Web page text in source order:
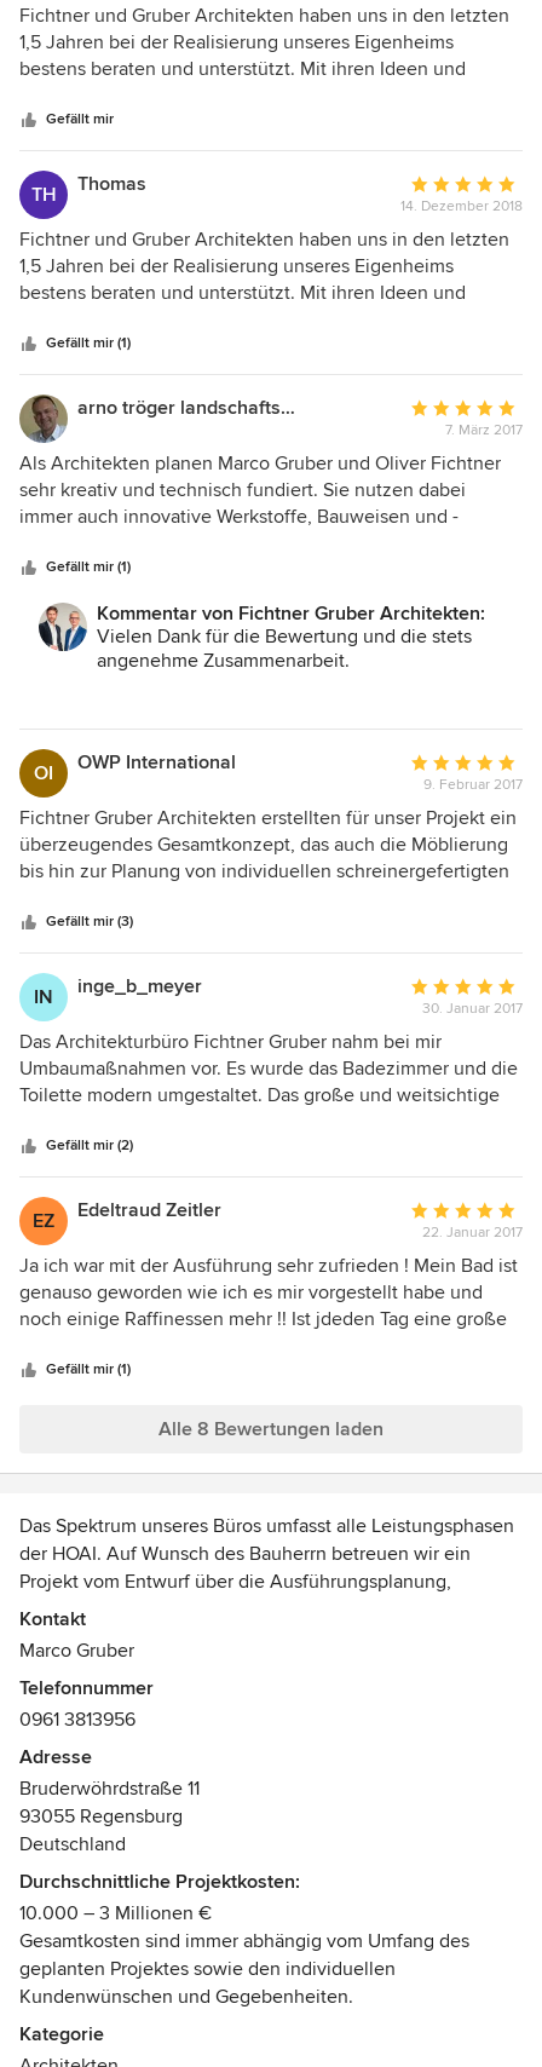
5
von
5
Fichtner und Gruber Architekten haben uns in den letzten
1,5 Jahren bei der Realisierung unseres Eigenheims
bestens beraten und unterstützt. Mit ihren Ideen und
mit Doppelgarage realisieren. Detailverliebtheit sowie ein
großer Pool an Ideen haben dazu beigetragen, dass wir für
alles eine passende und stilvolle Lösung gefunden haben.
Vielen lieben Dank dafür!
Gefällt mir
TH Thomas
Bewertung:
5
von
5
14. Dezember 2018
Fichtner und Gruber Architekten haben uns in den letzten
1,5 Jahren bei der Realisierung unseres Eigenheims
bestens beraten und unterstützt. Mit ihren Ideen und
mit Doppelgarage realisieren. Detailverliebtheit sowie ein
großer Pool an Ideen haben dazu beigetragen, dass wir für
alles eine passende und stilvolle Lösung gefunden haben.
Vielen lieben Dank dafür!
Gefällt mir (1)
arno tröger landschaftsarchitekt/sachverständiger
Bewertung:
5
von
5
7. März 2017
Als Architekten planen Marco Gruber und Oliver Fichtner
sehr kreativ und technisch fundiert. Sie nutzen dabei
immer auch innovative Werkstoffe, Bauweisen und -
beiden erfahrenen Architekten stets mit erforderlichem
diplomatischem Feingefühl, verfolgen die Planung und
Realisierung von Projekten dabei immer sehr konsequent
und effektiv. Ich arbeite sehr gerne mit den beiden
Kollegen zusammen, da beide ihre Projekte immer unter
kundenorientiert für ihre Bauherrn tätig sind.
Gefällt mir (1)
Kommentar von Fichtner Gruber Architekten:
Vielen Dank für die Bewertung und die stets
angenehme Zusammenarbeit.
Marco Gruber
OI OWP International
Bewertung:
5
von
5
9. Februar 2017
Fichtner Gruber Architekten erstellten für unser Projekt ein
überzeugendes Gesamtkonzept, das auch die Möblierung
bis hin zur Planung von individuellen schreinergefertigten
erhielten dank des durchdachten Entwurfs und seiner
konsequenten Umsetzung eine deutliche Aufwertung. FGA
erwiesen sich für uns als kompetenter und äußerst
engagierter Partner, den wir jederzeit weiter empfehlen
können.
Gefällt mir (3)
IN inge_b_meyer
Bewertung:
5
von
5
30. Januar 2017
Das Architekturbüro Fichtner Gruber nahm bei mir
Umbaumaßnahmen vor. Es wurde das Badezimmer und die
Toilette modern umgestaltet. Das große und weitsichtige
modernes Bad zu bekommen. Ein Holzsteg aus Wengaholz
führt zu einer hohen Schrankwand (Schreinerarbeit aus
Wengaholz). Dieser ist sehr funktional ausgestattet. Hinter
dieser Schrankwand befindet sich eine begehbare Dusche.
Die exclusiven Badarmaturen und Accessoires bieten bis
heute ein tolles Ambiente. Der Einsatz von detaillierten
Materialien (spiegel, große Fließen ) ermöglichte es, dass
aus einer kleinen Toilette ein optisch größer wirkender
Raum wurde.Gezielter Einsatz von Strahlern unterstützt
Gefällt mir (2)
EZ Edeltraud Zeitler
Bewertung:
5
von
5
22. Januar 2017
Ja ich war mit der Ausführung sehr zufrieden ! Mein Bad ist
genauso geworden wie ich es mir vorgestellt habe und
noch einige Raffinessen mehr !! Ist jdeden Tag eine große
Grüßen
Gefällt mir (1)
Alle 8 Bewertungen laden
Das Spektrum unseres Büros umfasst alle Leistungsphasen
der HOAI. Auf Wunsch des Bauherrn betreuen wir ein
Projekt vom Entwurf über die Ausführungsplanung,
Ausschreibung und Vergabe bis hin zur Bauleitung. Wir
sind an den Standorten Weiden, Regensburg und
Architektur wie wir sie verstehen, lässt sich nicht
beschränken auf das bloße Entwerfen von Gebäuden. Beim
Erarbeiten von architektonischen Konzepten sind die
unterschiedlichsten Einflüsse zu berücksichtigen, die von
Projekt zu Projekt auch unterschiedliche Gewichtungen
spielen hier insbesondere wirtschaftliche und
gesellschaftspolitische Entwicklungen eine zentrale Rolle.
In unserer Arbeit versuchen wir für jedes Projekt die
relevanten Einflussfaktoren aufzuspüren, gegeneinander
abzuwägen und schließlich ganzheitliche und schlüssige
Konzepte zu entwickeln. Dies geschieht im intensiven
Kontakt
Marco Gruber
Telefonnummer
0961 3813956
Adresse
Bruderwöhrdstraße 11
93055 Regensburg
Deutschland
Durchschnittliche Projektkosten:
10.000 – 3 Millionen €
Gesamtkosten sind immer abhängig vom Umfang des
geplanten Projektes sowie den individuellen
Kundenwünschen und Gegebenheiten.
Kategorie